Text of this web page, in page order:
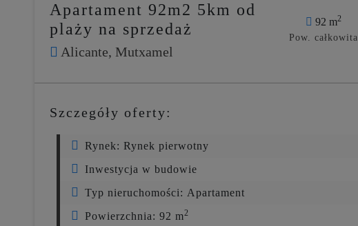
Apartament 92m2 5km od
plaży na sprzedaż
Alicante, Mutxamel
92 m2
Pow. całkowita
Szczegóły oferty:
Rynek: Rynek pierwotny
Inwestycja w budowie
Typ nieruchomości: Apartament
Powierzchnia: 92 m2